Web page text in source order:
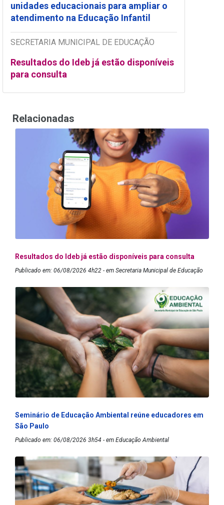
unidades educacionais para ampliar o
atendimento na Educação Infantil
SECRETARIA MUNICIPAL DE EDUCAÇÃO
Resultados do Ideb já estão disponíveis
para consulta
Relacionadas
Resultados do Ideb já estão disponíveis para consulta
Publicado em: 06/08/2026 4h22 - em Secretaria Municipal de Educação
Seminário de Educação Ambiental reúne educadores em
São Paulo
Publicado em: 06/08/2026 3h54 - em Educação Ambiental